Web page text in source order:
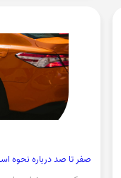
صفر تا صد درباره نحوه